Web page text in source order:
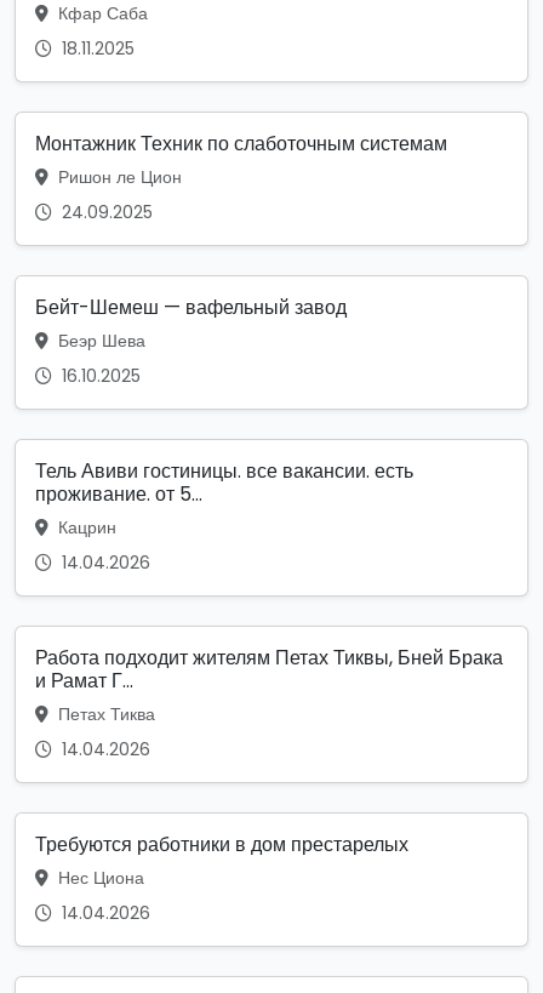
Кфар Саба
18.11.2025
Монтажник Техник по слаботочным системам
Ришон ле Цион
24.09.2025
Бейт-Шемеш — вафельный завод
Беэр Шева
16.10.2025
Тель Авиви гостиницы. все вакансии. есть
проживание. от 5...
Кацрин
14.04.2026
Работа подходит жителям Петах Тиквы, Бней Брака
и Рамат Г...
Петах Тиква
14.04.2026
Требуются работники в дом престарелых
Нес Циона
14.04.2026